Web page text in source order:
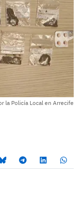
la Policía Local en Arrecife